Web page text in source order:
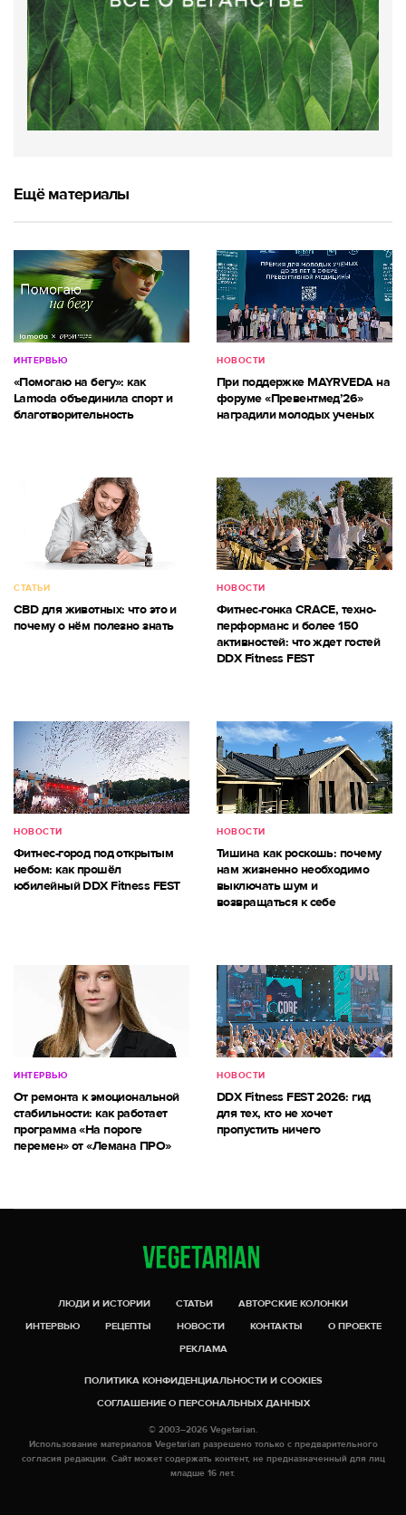
Ещё материалы
ИНТЕРВЬЮ
«Помогаю на бегу»: как
Lamoda объединила спорт и
благотворительность
НОВОСТИ
При поддержке MAYRVEDA на
форуме «Превентмед’26»
наградили молодых ученых
СТАТЬИ
CBD для животных: что это и
почему о нём полезно знать
НОВОСТИ
Фитнес-гонка CRACE, техно-
перформанс и более 150
активностей: что ждет гостей
DDX Fitness FEST
НОВОСТИ
Фитнес-город под открытым
небом: как прошёл
юбилейный DDX Fitness FEST
НОВОСТИ
Тишина как роскошь: почему
нам жизненно необходимо
выключать шум и
возвращаться к себе
ИНТЕРВЬЮ
От ремонта к эмоциональной
стабильности: как работает
программа «На пороге
перемен» от «Лемана ПРО»
НОВОСТИ
DDX Fitness FEST 2026: гид
для тех, кто не хочет
пропустить ничего
ЛЮДИ И ИСТОРИИ СТАТЬИ
АВТОРСКИЕ КОЛОНКИ
ИНТЕРВЬЮ
РЕЦЕПТЫ НОВОСТИ КОНТАКТЫ
О ПРОЕКТЕ
РЕКЛАМА
ПОЛИТИКА КОНФИДЕНЦИАЛЬНОСТИ И COOKIES
СОГЛАШЕНИЕ О ПЕРСОНАЛЬНЫХ ДАННЫХ
© 2003–2026 Vegetarian.
Использование материалов Vegetarian разрешено только с предварительного
согласия редакции. Сайт может содержать контент, не предназначенный для лиц
младше 16 лет.